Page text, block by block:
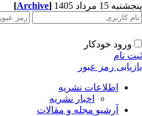
15 مرداد 1405 [Archive]
ورود خودکار
نام
رمز عبور
اطلاعات نشریه
اخبار نشریه
آرشیو مجله و مقالات